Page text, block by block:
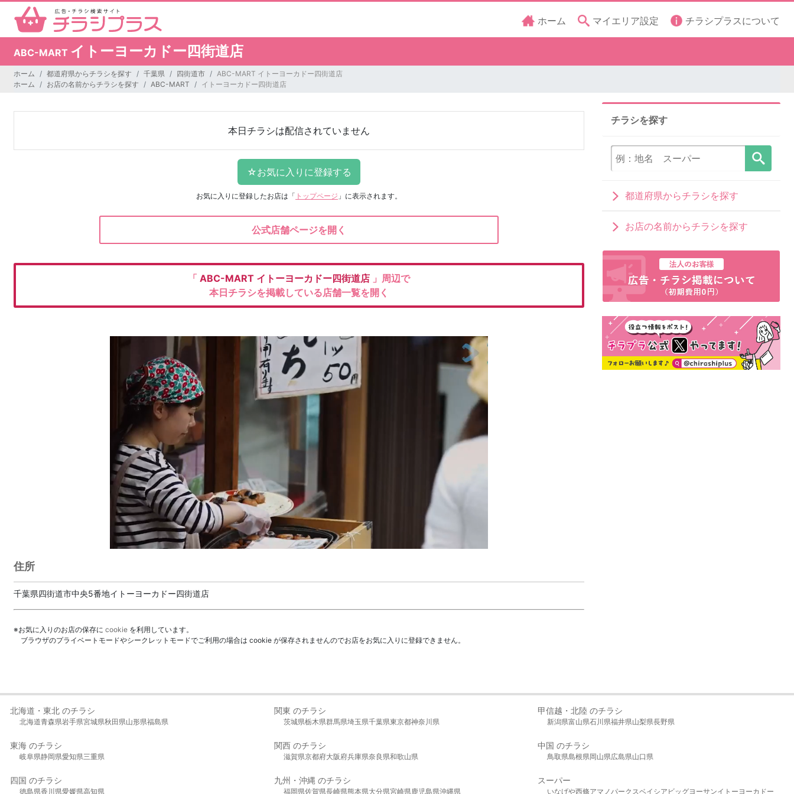
ホーム マイエリア設定 チラシプラスについて
ABC-MART イトーヨーカドー四街道店
ホーム 都道府県からチラシを探す 千葉県 四街道市
ABC-MART イトーヨーカドー四街道店
ホーム
お店の名前からチラシを探す ABC-MART イトーヨーカドー四街道店
本日チラシは配信されていません
お気に入りに登録したお店は 「 トップページ 」に表示されます。
公式店舗ページを開く
「 ABC-MART イトーヨーカドー四街道店 」周辺で
本日チラシを掲載している店舗一覧を開く
住所
千葉県四街道市中央5番地イトーヨーカドー四街道店
※お気に入りのお店の保存に cookie を利用しています。
ブラウザのプライベートモードやシークレットモードでご利用の場合は cookie が保存されませんのでお店をお気に入りに登録できません。
チラシを探す
都道府県からチラシを探す
お店の名前からチラシを探す
北海道・東北 のチラシ
北海道青森県岩手県宮城県秋田県山形県福島県
関東 のチラシ
茨城県栃木県群馬県埼玉県千葉県東京都神奈川県
甲信越・北陸 のチラシ
新潟県富山県石川県福井県山梨県長野県
東海 のチラシ
岐阜県静岡県愛知県三重県
関西 のチラシ
滋賀県京都府大阪府兵庫県奈良県和歌山県
中国 のチラシ
鳥取県島根県岡山県広島県山口県
四国 のチラシ
徳島県香川県愛媛県高知県
九州・沖縄 のチラシ
福岡県佐賀県長崎県熊本県大分県宮崎県鹿児島県沖縄県
スーパー
いなげや西條アマノパークスベイシア ビッグヨーサンイトーヨーカドー